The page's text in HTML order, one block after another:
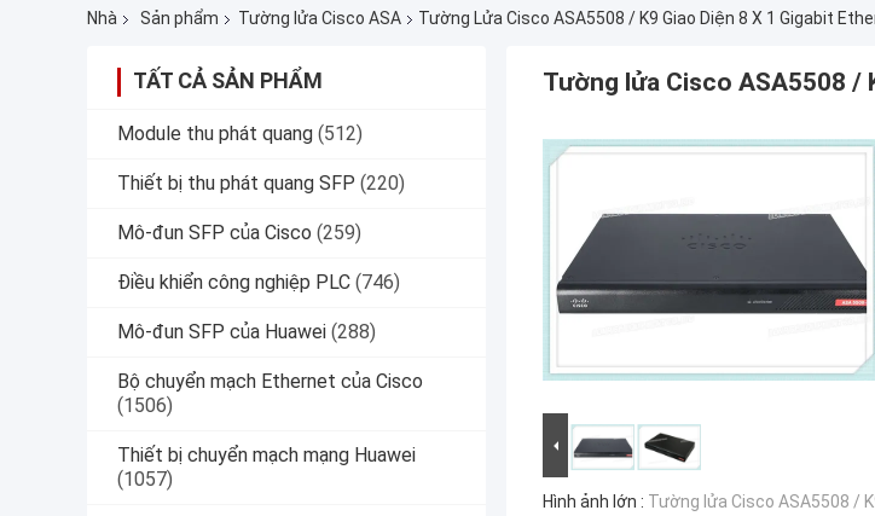
Nhà Sản phẩm Tường lửa Cisco ASA Tường Lửa Cisco ASA5508 / K9 Giao Diện 8 X 1 Gigabit
TẤT CẢ SẢN PHẨM
Module thu phát quang (512)
Thiết bị thu phát quang SFP (220)
Mô-đun SFP của Cisco (259)
Điều khiển công nghiệp PLC (746)
Mô-đun SFP của Huawei (288)
Bộ chuyển mạch Ethernet của Cisco
(1506)
Thiết bị chuyển mạch mạng Huawei
(1057)
Tường lửa Cisco ASA5508 /
Hình ảnh lớn : Tường lửa Cisco ASA5508 /